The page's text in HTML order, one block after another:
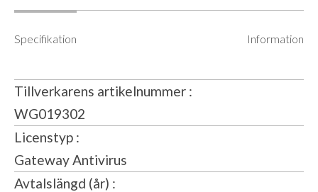
Specifikation Information
Tillverkarens artikelnummer
WG019302
Licenstyp
Gateway Antivirus
Avtalslängd (år)